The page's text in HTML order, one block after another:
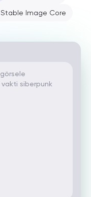
Stable Image Core